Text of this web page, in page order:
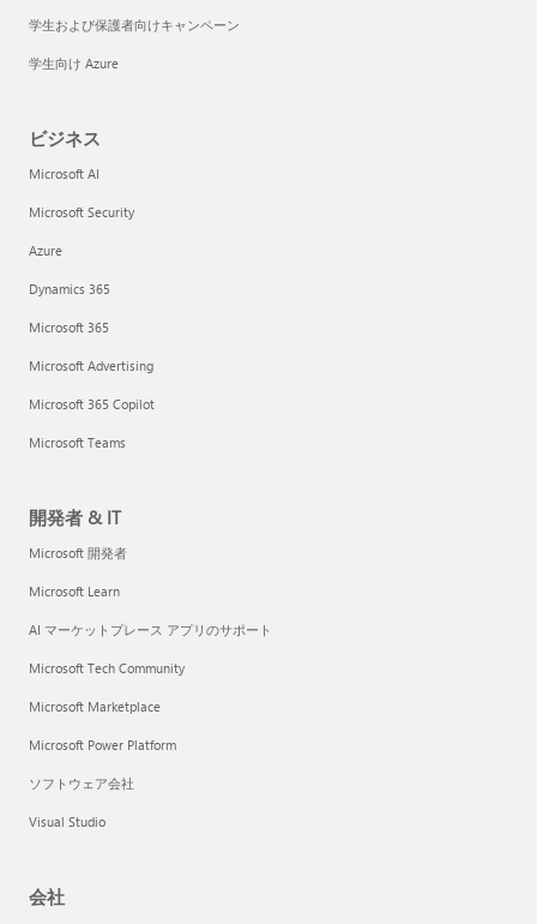
学生および保護者向けキャンペーン
学生向け Azure
ビジネス
Microsoft AI
Microsoft Security
Azure
Dynamics 365
Microsoft 365
Microsoft Advertising
Microsoft 365 Copilot
Microsoft Teams
開発者 & IT
Microsoft 開発者
Microsoft Learn
AI マーケットプレース アプリのサポート
Microsoft Tech Community
Microsoft Marketplace
Microsoft Power Platform
ソフトウェア会社
Visual Studio
会社